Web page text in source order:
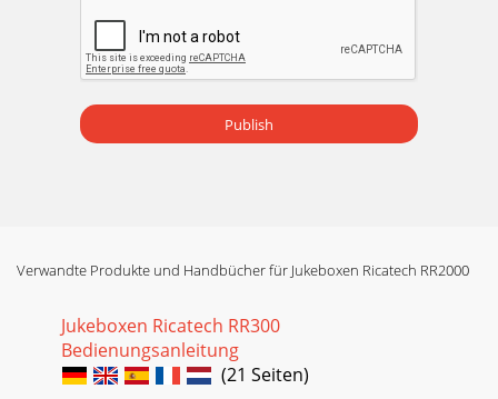
Publish
Verwandte Produkte und Handbücher für Jukeboxen Ricatech RR2000
Jukeboxen Ricatech RR300
Bedienungsanleitung
(21 Seiten)